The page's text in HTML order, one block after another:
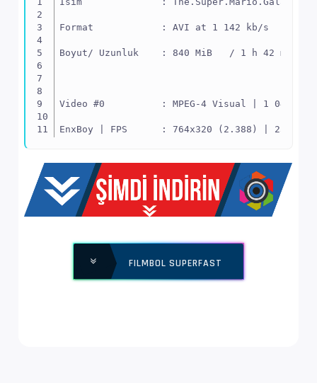
Format            : AVI at 1 142 kb/s
Boyut/ Uzunluk    : 840 MiB   / 1 h 42 min 53
Video #0          : MPEG-4 Visual | 1 047 kb/
EnxBoy | FPS      : 764x320 (2.388) | 23.976
Ses  #1           : MPEG Audio | 128 kb/s
Bilgi             : 2 kanal, 48.0 kHz
FILMBOL SUPERFAST